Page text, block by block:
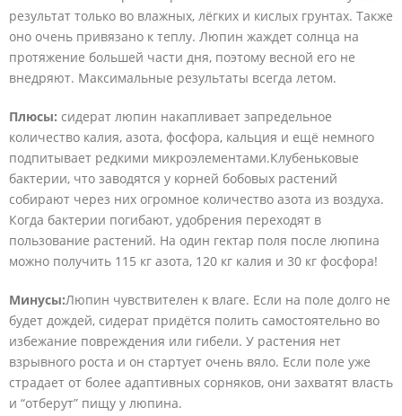
результат только во влажных, лёгких и кислых грунтах. Также
оно очень привязано к теплу. Люпин жаждет солнца на
протяжение большей части дня, поэтому весной его не
внедряют. Максимальные результаты всегда летом.
Плюсы: сидерат люпин накапливает запредельное
количество калия, азота, фосфора, кальция и ещё немного
подпитывает редкими микроэлементами.Клубеньковые
бактерии, что заводятся у корней бобовых растений
собирают через них огромное количество азота из воздуха.
Когда бактерии погибают, удобрения переходят в
пользование растений. На один гектар поля после люпина
можно получить 115 кг азота, 120 кг калия и 30 кг фосфора!
Минусы:Люпин чувствителен к влаге. Если на поле долго не
будет дождей, сидерат придётся полить самостоятельно во
избежание повреждения или гибели. У растения нет
взрывного роста и он стартует очень вяло. Если поле уже
страдает от более адаптивных сорняков, они захватят власть
и “отберут” пищу у люпина.